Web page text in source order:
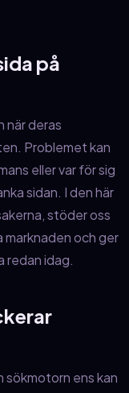
på
när deras
Problemet kan
eller var för sig
sidan. I den här
stöder oss
marknaden och ger
redan idag.
ens kan